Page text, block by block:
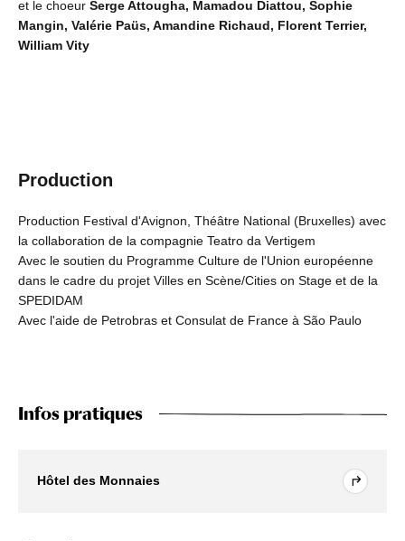
et le choeur Serge Attougha, Mamadou Diattou, Sophie
Mangin, Valérie Paüs, Amandine Richaud, Florent Terrier,
William Vity
Production
Production Festival d'Avignon, Théâtre National (Bruxelles) avec
la collaboration de la compagnie Teatro da Vertigem
Avec le soutien du Programme Culture de l'Union européenne
dans le cadre du projet Villes en Scène/Cities on Stage et de la
SPEDIDAM
Avec l'aide de Petrobras et Consulat de France à São Paulo
Infos pratiques
Hôtel des Monnaies